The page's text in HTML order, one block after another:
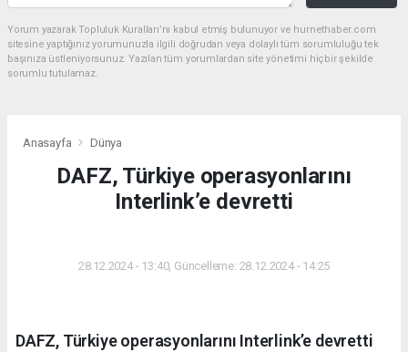
Yorum yazarak Topluluk Kuralları’nı kabul etmiş bulunuyor ve hurnethaber.com
sitesine yaptığınız yorumunuzla ilgili doğrudan veya dolaylı tüm sorumluluğu tek
başınıza üstleniyorsunuz. Yazılan tüm yorumlardan site yönetimi hiçbir şekilde
sorumlu tutulamaz.
Anasayfa Dünya
DAFZ, Türkiye operasyonlarını
Interlink’e devretti
28.12.2024 - 13:40, Güncelleme: 28.12.2024 - 14:25
DAFZ, Türkiye operasyonlarını Interlink’e devretti